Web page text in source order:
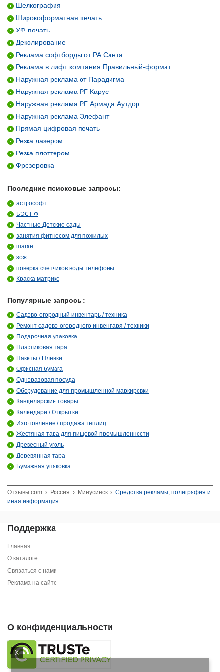
X
Шелкография
Широкоформатная печать
УФ-печать
Деколирование
Реклама софтборды от РА Санта
Реклама в лифт компания Правильный-формат
Наружная реклама от Парадигма
Наружная реклама РГ Карус
Наружная реклама РГ Армада Аутдор
Наружная реклама Элефант
Прямая цифровая печать
Резка лазером
Резка плоттером
Фрезеровка
Последние поисковые запросы:
астрософт
БЭСТ Ф
Частные Детские сады
занятия фитнесом для пожилых
шаган
зож
поверка счетчиков воды телефоны
Краска матрикс
Популярные запросы:
Садово-огородный инвентарь / техника
Ремонт садово-огородного инвентаря / техники
Подарочная упаковка
Пластиковая тара
Пакеты / Плёнки
Офисная бумага
Одноразовая посуда
Оборудование для промышленной маркировки
Канцелярские товары
Календари / Открытки
Изготовление / продажа теплиц
Жестяная тара для пищевой промышленности
Древесный уголь
Деревянная тара
Бумажная упаковка
Отзывы.com › Россия › Минусинск › Средства рекламы, полиграфия и
иная информация
Поддержка
Главная
О каталоге
Связаться с нами
Реклама на сайте
О конфиденциальности